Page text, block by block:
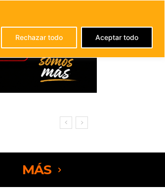
Rechazar todo Aceptar todo
MÁS